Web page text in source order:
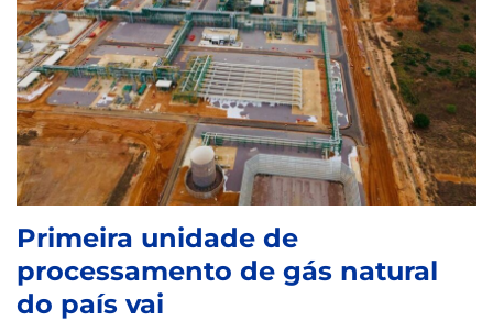
Primeira unidade de
processamento de gás natural
do país vai